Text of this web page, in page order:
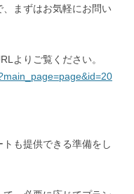
まずはお気軽にお問い
よりご覧ください。
も提供できる準備をし